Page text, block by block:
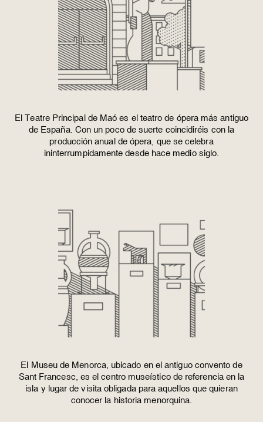
ElTeatre Principal de Maóes el teatro de ópera más antiguo
de España. Con un poco de suerte coincidiréis con la
producción anual de ópera, que se celebra
ininterrumpidamente desde hace medio siglo.
El Museu de Menorca, ubicado en el antiguo convento de
Sant Francesc, es el centro museístico de referencia en la
isla y lugar de visita obligada para aquellos que quieran
conocer la historia menorquina.